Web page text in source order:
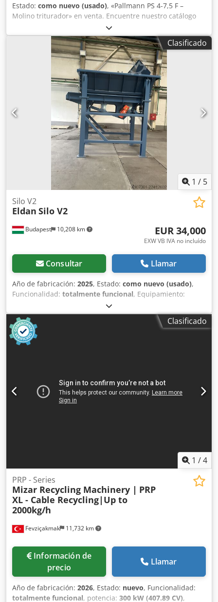
Estado: como nuevo (usado), «Pallmann PS 4-7,5 F –
Molino triturador» en venta. Encuentre nuestro catálogo
completo en nuestra página web. Fabricante: Pallmann
Csdpfxjglvv Us Anqerf Modelo: PS 4 – 7,5 F N.º de serie:
2264036 Con motor de 75 kW. Con estructura. El molino
triturador será revisado, arenado y pintado.
Clasificado
1 / 5
Budapest 10,208 km
Silo V2
Eldan Silo V2
EUR 34,000
EXW VB IVA no incluído
Consultar Llamar
Año de fabricación: 2025, Estado: como nuevo (usado),
Funcionalidad: totalmente funcional, Equipamiento:
, El silo V2 se ubica con mayor frecuencia entre
el triturador inicial y el granulador. Regula el caudal de
salida del triturador inicial y lo adapta a la velocidad de
alimentación del granulador. Está equipado con un silo
con base vibratoria para controlar la velocidad de
Clasificado
1 /4
Fevziçakmak 11,732 km
PRP - Series
Mizar Recycling Machinery | PRP
XL - Cable Recycling|Up to
2000kg/h
Información de
precio
Llamar
Año de fabricación: 2026, Estado: nuevo, Funcionalidad:
totalmente funcional, potencia: 300 kW (407.89 CV),